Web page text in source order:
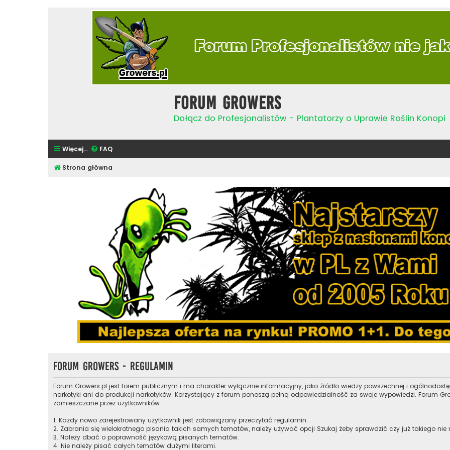
Forum Growers
Dołącz do Profesjonalistów - Plantatorzy o Uprawie Roślin Konopi
Więcej… FAQ
Strona główna
Forum Growers - Regulamin
Forum Growers.pl jest forem publicznym i ma charakter wyłącznie informacyjny, jako źródło wiedzy powszechnej i
narkotyki ani do produkcji narkotyków. Korzystający z forum ponoszą pełną odpowiedzialność za swoje wypowiedzi. Forum
zamieszczane przez użytkowników.
1. Każdy nowo zarejestrowany użytkownik jest zobowiązany przeczytać regulamin.
2. Zabrania się wielokrotnego pisania takich samych tematów, należy używać opcji Szukaj żeby sprawdzić czy już takiego nie
3. Należy dbać o poprawność językową pisanych tematów.
4. Nie należy pisać całych tematów dużymi literami.